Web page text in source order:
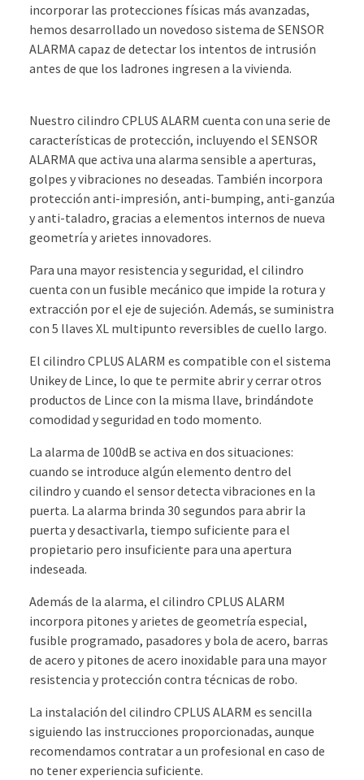
incorporar las protecciones físicas más avanzadas,
hemos desarrollado un novedoso sistema de SENSOR
ALARMA capaz de detectar los intentos de intrusión
antes de que los ladrones ingresen a la vivienda.
Nuestro cilindro CPLUS ALARM cuenta con una serie de
características de protección, incluyendo el SENSOR
ALARMA que activa una alarma sensible a aperturas,
golpes y vibraciones no deseadas. También incorpora
protección anti-impresión, anti-bumping, anti-ganzúa
y anti-taladro, gracias a elementos internos de nueva
geometría y arietes innovadores.
Para una mayor resistencia y seguridad, el cilindro
cuenta con un fusible mecánico que impide la rotura y
extracción por el eje de sujeción. Además, se suministra
con 5 llaves XL multipunto reversibles de cuello largo.
El cilindro CPLUS ALARM es compatible con el sistema
Unikey de Lince, lo que te permite abrir y cerrar otros
productos de Lince con la misma llave, brindándote
comodidad y seguridad en todo momento.
La alarma de 100dB se activa en dos situaciones:
cuando se introduce algún elemento dentro del
cilindro y cuando el sensor detecta vibraciones en la
puerta. La alarma brinda 30 segundos para abrir la
puerta y desactivarla, tiempo suficiente para el
propietario pero insuficiente para una apertura
indeseada.
Además de la alarma, el cilindro CPLUS ALARM
incorpora pitones y arietes de geometría especial,
fusible programado, pasadores y bola de acero, barras
de acero y pitones de acero inoxidable para una mayor
resistencia y protección contra técnicas de robo.
La instalación del cilindro CPLUS ALARM es sencilla
siguiendo las instrucciones proporcionadas, aunque
recomendamos contratar a un profesional en caso de
no tener experiencia suficiente.